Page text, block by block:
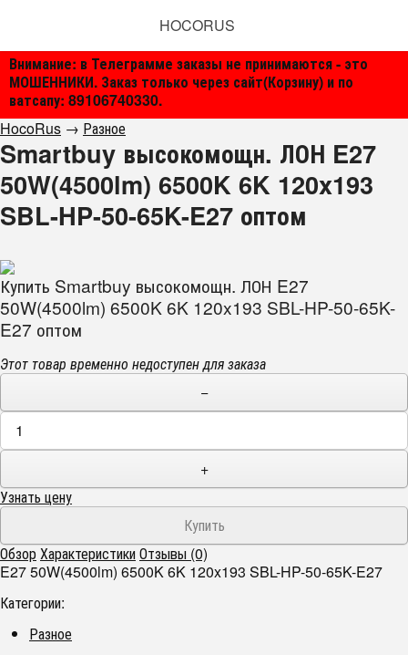
Внимание: в Телеграмме заказы не принимаются - это
МОШЕННИКИ. Заказ только через сайт(Корзину) и по
ватсапу: 89106740330.
HOCORUS
HocoRus → Разное
Smartbuy высокомощн. ЛОН E27
50W(4500lm) 6500K 6K 120x193
SBL-HP-50-65K-E27 оптом
Купить Smartbuy высокомощн. ЛОН E27
50W(4500lm) 6500K 6K 120x193 SBL-HP-50-65K-
E27 оптом
Этот товар временно недоступен для заказа
−
+
Узнать цену
ОбзорХарактеристикиОтзывы (0)
E27 50W(4500lm) 6500K 6K 120x193 SBL-HP-50-65K-E27
Категории:
Разное